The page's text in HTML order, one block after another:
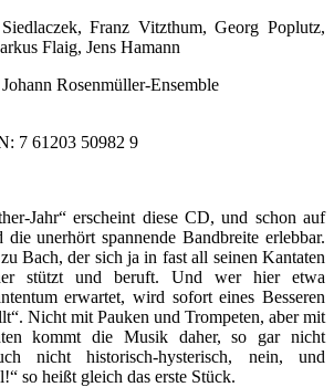
Franz Vitzthum, Georg Poplutz,
Flaig, Jens Hamann
Rosenmüller-Ensemble
7 61203 50982 9
Jahr“ erscheint diese CD, und schon auf
unerhört spannende Bandbreite erlebbar.
Bach, der sich ja in fast all seinen Kantaten
stützt und beruft. Und wer hier etwa
erwartet, wird sofort eines Besseren
Nicht mit Pauken und Trompeten, aber mit
kommt die Musik daher, so gar nicht
nicht historisch-hysterisch, nein, und
so heißt gleich das erste Stück.